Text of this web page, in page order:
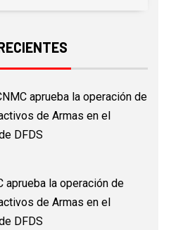
aprueba la operación de
de Armas en el
DFDS
aprueba la operación de
de Armas en el
DFDS